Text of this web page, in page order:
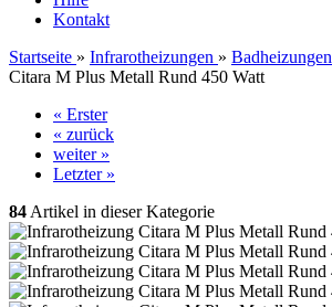
Kontakt
Startseite » Infrarotheizungen » Badheizungen
Citara M Plus Metall Rund 450 Watt
« Erster
« zurück
weiter »
Letzter »
84 Artikel in dieser Kategorie